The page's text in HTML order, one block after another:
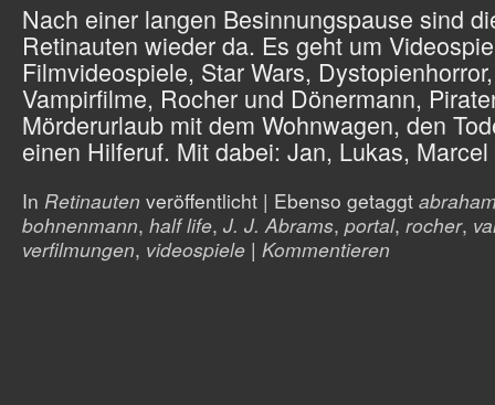
Nach einer langen Besinnungspause sind
Retinauten wieder da. Es geht um
Filmvideospiele, Star Wars,
Vampirfilme, Rocher und Dönermann,
Mörderurlaub mit dem Wohnwagen, den
einen Hilferuf. Mit dabei: Jan, Lukas,
In Retinauten veröffentlicht | Ebenso getaggt
bohnenmann, half life, J. J. Abrams, portal, rocher,
verfilmungen, videospiele | Kommentieren